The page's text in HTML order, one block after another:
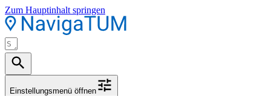
Zum Hauptinhalt springen
Einstellungsmenü öffnen